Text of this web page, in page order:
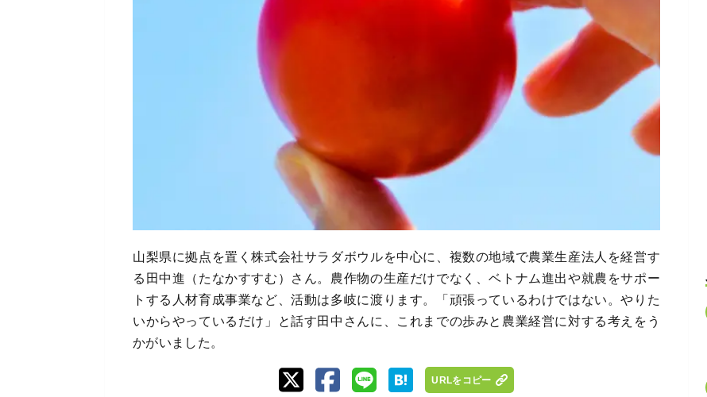
山梨県に拠点を置く株式会社サラダボウルを中心に、複数の地域で農業生産法人を経営す
る田中進（たなかすすむ）さん。農作物の生産だけでなく、ベトナム進出や就農をサポー
トする人材育成事業など、活動は多岐に渡ります。「頑張っているわけではない。やりた
いからやっているだけ」と話す田中さんに、これまでの歩みと農業経営に対する考えをう
かがいました。
URLをコピー